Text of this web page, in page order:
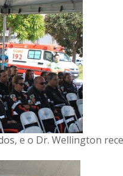
e o Dr. Wellington